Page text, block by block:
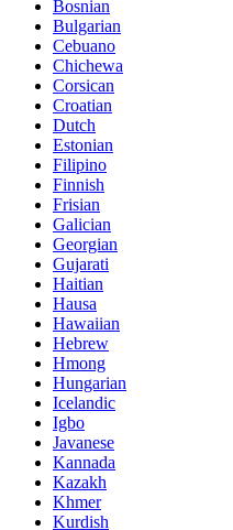
Bosnian
Bulgarian
Cebuano
Chichewa
Corsican
Croatian
Dutch
Estonian
Filipino
Finnish
Frisian
Galician
Georgian
Gujarati
Haitian
Hausa
Hawaiian
Hebrew
Hmong
Hungarian
Icelandic
Igbo
Javanese
Kannada
Kazakh
Khmer
Kurdish